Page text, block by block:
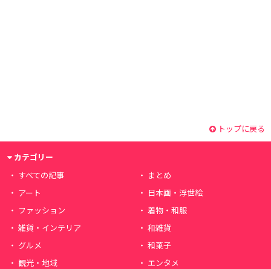
トップに戻る
カテゴリー
すべての記事
まとめ
アート
日本画・浮世絵
ファッション
着物・和服
雑貨・インテリア
和雑貨
グルメ
和菓子
観光・地域
エンタメ